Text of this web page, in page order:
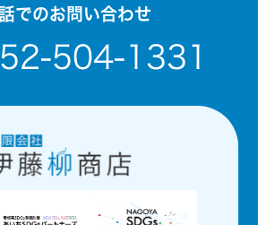
でのお問い合わせ
504-1331